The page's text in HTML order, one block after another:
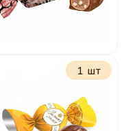
Чио-Рио
1 шт